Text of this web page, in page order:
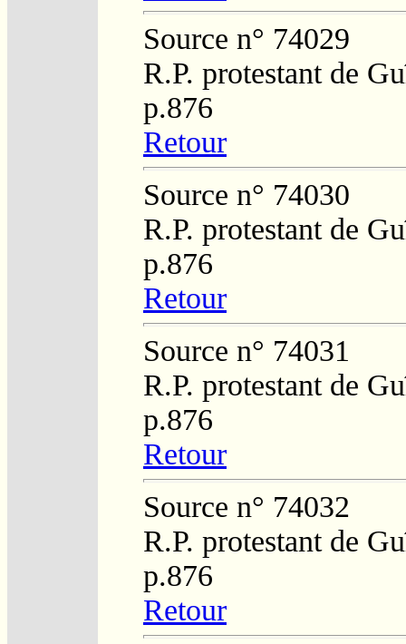
Source n° 74029
R.P. protestant de
p.876
Retour
Source n° 74030
R.P. protestant de
p.876
Retour
Source n° 74031
R.P. protestant de
p.876
Retour
Source n° 74032
R.P. protestant de
p.876
Retour